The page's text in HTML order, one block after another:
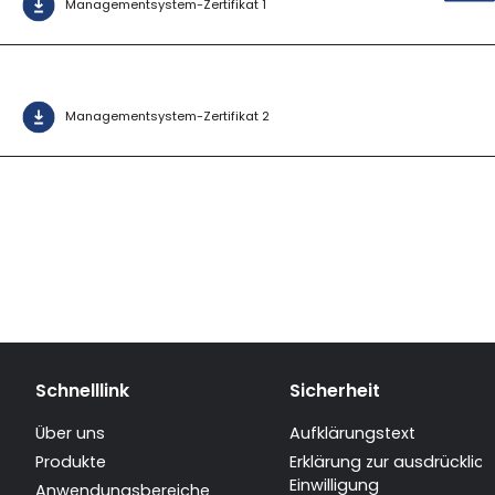
Managementsystem-Zertifikat 1
Managementsystem-Zertifikat 2
Schnelllink
Über uns
Produkte
Sicherheit
Aufklärungstext
Erklärung zur
Einwilligung